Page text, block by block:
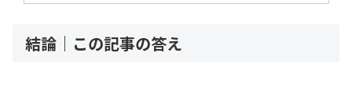
結論｜この記事の答え